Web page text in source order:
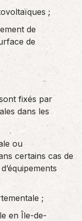
;
de
de
fixés par
dans les
ou
certains cas de
;
en Île-de-